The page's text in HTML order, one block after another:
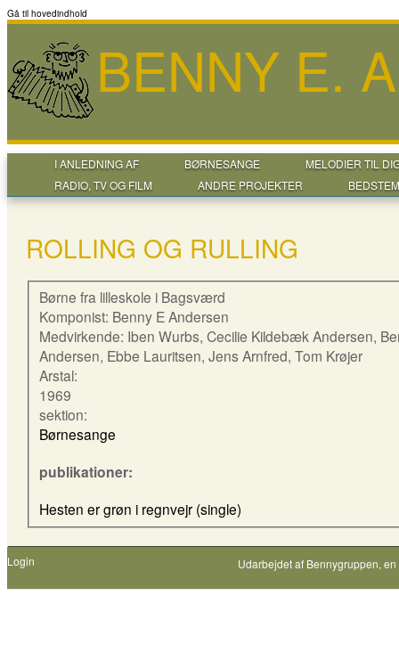
Gå til hovedindhold
BENNY E.
I ANLEDNING AF BØRNESANGE
MELODIER TIL
RADIO, TV OG FILM
ANDRE PROJEKTER
ROLLING OG RULLING
Børne fra lilleskole i Bagsværd
Komponist: Benny E Andersen
Medvirkende: Iben Wurbs, Cecilie Kildebæk Andersen,
Andersen, Ebbe Lauritsen, Jens Arnfred, Tom Krøjer
Arstal:
1969
sektion:
Børnesange
publikationer:
Hesten er grøn i regnvejr (single)
Login Udarbejdet af Bennygruppen,